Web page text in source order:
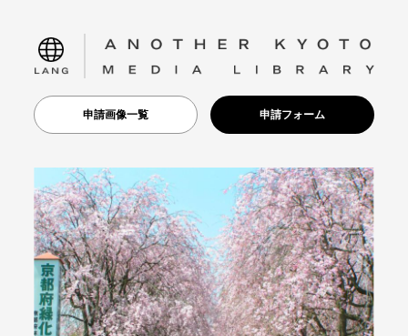
language
申請画像一覧 申請フォーム